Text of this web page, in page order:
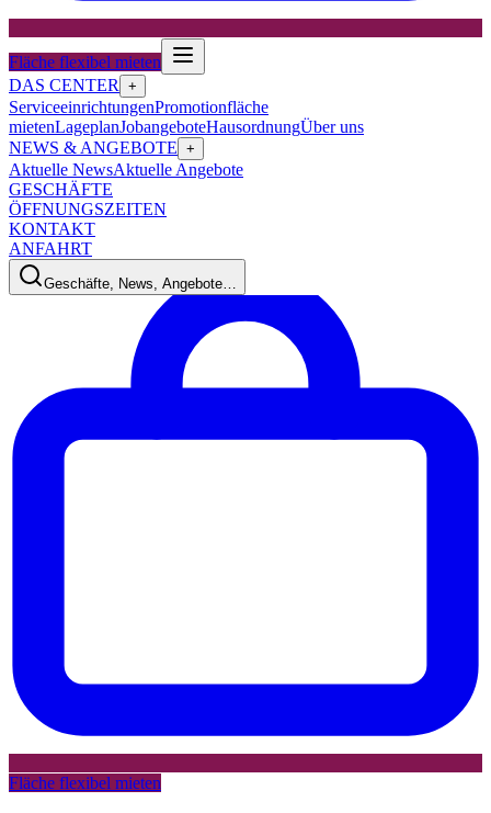
Fläche flexibel mieten
DAS CENTER
+
ServiceeinrichtungenPromotionfläche
mietenLageplanJobangeboteHausordnungÜber uns
NEWS & ANGEBOTE +
Aktuelle NewsAktuelle Angebote
GESCHÄFTE
ÖFFNUNGSZEITEN
KONTAKT
ANFAHRT
Geschäfte, News, Angebote…
Fläche flexibel mieten